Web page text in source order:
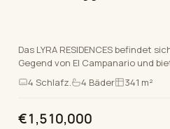
Das LYRA RESIDENCES befindet
Gegend von El Campanario und
Boutique-Stil-Komplex, der Luxus
4 Schlafz. 4 Bäder 341 m²
€1,510,000